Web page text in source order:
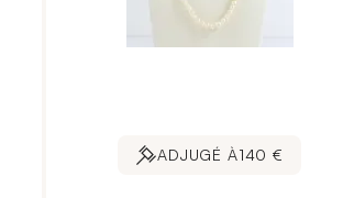
ADJUGÉ À140 €